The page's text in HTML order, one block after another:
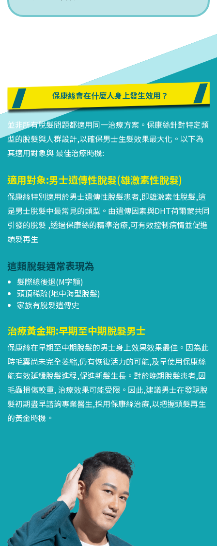
保康絲會在什麼人身上發生效用？
並非所有脫髮問題都適用同一治療方案。保康絲針對特定類
型的脫髮與人群設計,以確保男士生髮效果最大化。以下為
其適用對象與 最佳治療時機:
適用對象:男士遺傳性脫髮(雄激素性脫髮)
保康絲特別適用於男士遺傳性脫髮患者,即雄激素性脫髮,這
是男士脫髮中最常見的類型。由遺傳因素與DHT荷爾蒙共同
引發的脫髮 ,透過保康絲的精準治療,可有效控制病情並促進
頭髮再生
這類脫髮通常表現為
髮際線後退(M字額)
頭頂稀疏(地中海型脫髮)
家族有脫髮遺傳史
治療黃金期:早期至中期脫髮男士
保康絲在早期至中期脫髮的男士身上效果效果最佳。因為此
時毛囊尚未完全萎縮,仍有恢復活力的可能,及早使用保康絲
能有效延緩脫髮進程,促進新髮生長。對於晚期脫髮患者,因
毛蟲損傷較重, 治療效果可能受限。因此,建議男士在發現脫
髮初期盡早諮詢專業醫生,採用保康絲治療,以把握頭髮再生
的黃金時機。